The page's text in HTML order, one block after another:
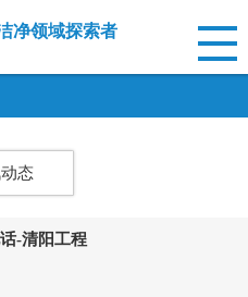
净领域探索者
态
-清阳工程